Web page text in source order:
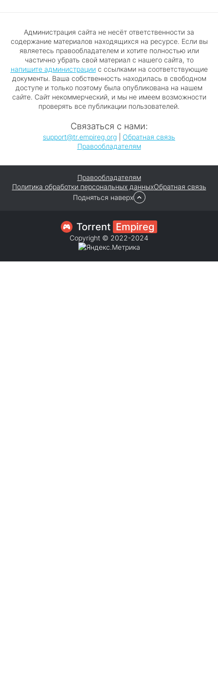
Администрация сайта не несёт ответственности за
содержание материалов находящихся на ресурсе. Если вы
являетесь правообладателем и хотите полностью или
частично убрать свой материал с нашего сайта, то
напишите администрациис ссылками на соответствующие
документы. Ваша собственность находилась в свободном
доступе и только поэтому была опубликована на нашем
сайте. Сайт некоммерческий, и мы не имеем возможности
проверять все публикации пользователей.
Связаться с нами:
support@tr.empireg.org
Обратная связь
Правообладателям
Правообладателям
Политика обработки персональных данныхОбратная связь
Подняться наверх
Torrent Empireg
Copyright © 2022-2024